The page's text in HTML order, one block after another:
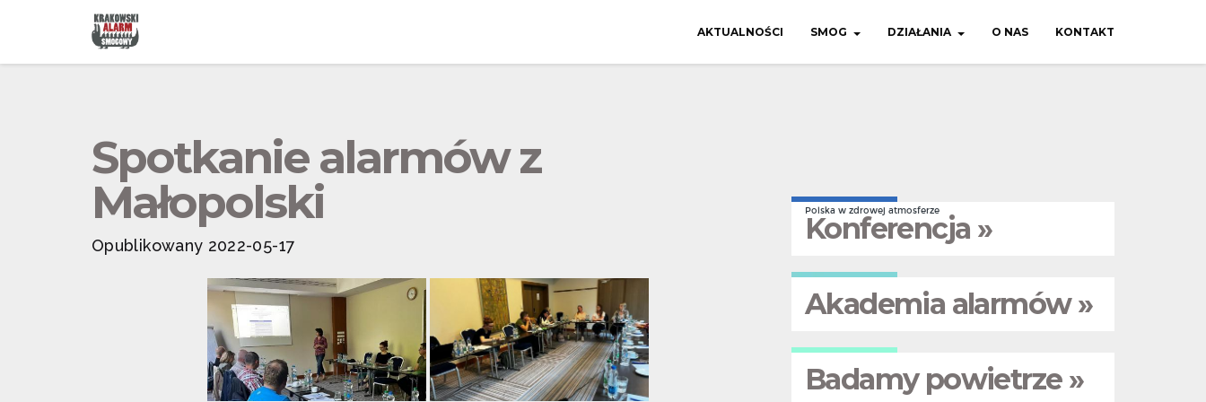
AKTUALNOŚCI SMOG DZIAŁANIA O NAS KONTAKT
Spotkanie alarmów z
Małopolski
Opublikowany 2022-05-17
Polska w zdrowej atmosferze
Konferencja »
Akademia alarmów »
Badamy powietrze »